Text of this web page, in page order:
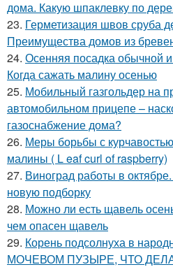
дома. Какую шпаклевку по
23. Герметизация швов сруба
Преимущества домов из
24. Осенняя посадка обычной
Когда сажать малину осенью
25. Мобильный газгольдер на
автомобильном прицепе –
газоснабжение дома?
26. Меры борьбы с
малины ( L eaf curl of raspberry)
27. Виноград работы в
новую подборку
28. Можно ли есть щавель
чем опасен щавель
29. Корень подсолнуха в
МОЧЕВОМ ПУЗЫРЕ, ЧТО